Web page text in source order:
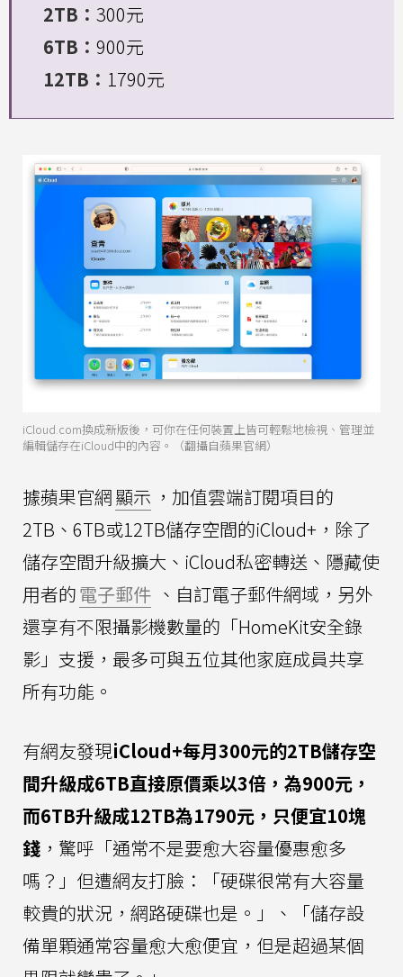
2TB： 300元
6TB： 900元
12TB： 1790元
iCloud.com換成新版後，可你在任何裝置上皆可輕鬆地檢視、管理並
編輯儲存在iCloud中的內容。（翻攝自蘋果官網）
據蘋果官網顯示 ，加值雲端訂閱項目的
2TB、6TB或12TB儲存空間的iCloud+，除了
儲存空間升級擴大、iCloud私密轉送、隱藏使
用者的電子郵件 、自訂電子郵件網域，另外
還享有不限攝影機數量的「HomeKit安全錄
影」支援，最多可與五位其他家庭成員共享
所有功能。
有網友發現iCloud+每月300元的2TB儲存空
間升級成6TB直接原價乘以3倍，為900元，
而6TB升級成12TB為1790元，只便宜10塊
錢 ，驚呼「通常不是要愈大容量優惠愈多
嗎？」但遭網友打臉：「硬碟很常有大容量
較貴的狀況，網路硬碟也是。」、「儲存設
備單顆通常容量愈大愈便宜，但是超過某個